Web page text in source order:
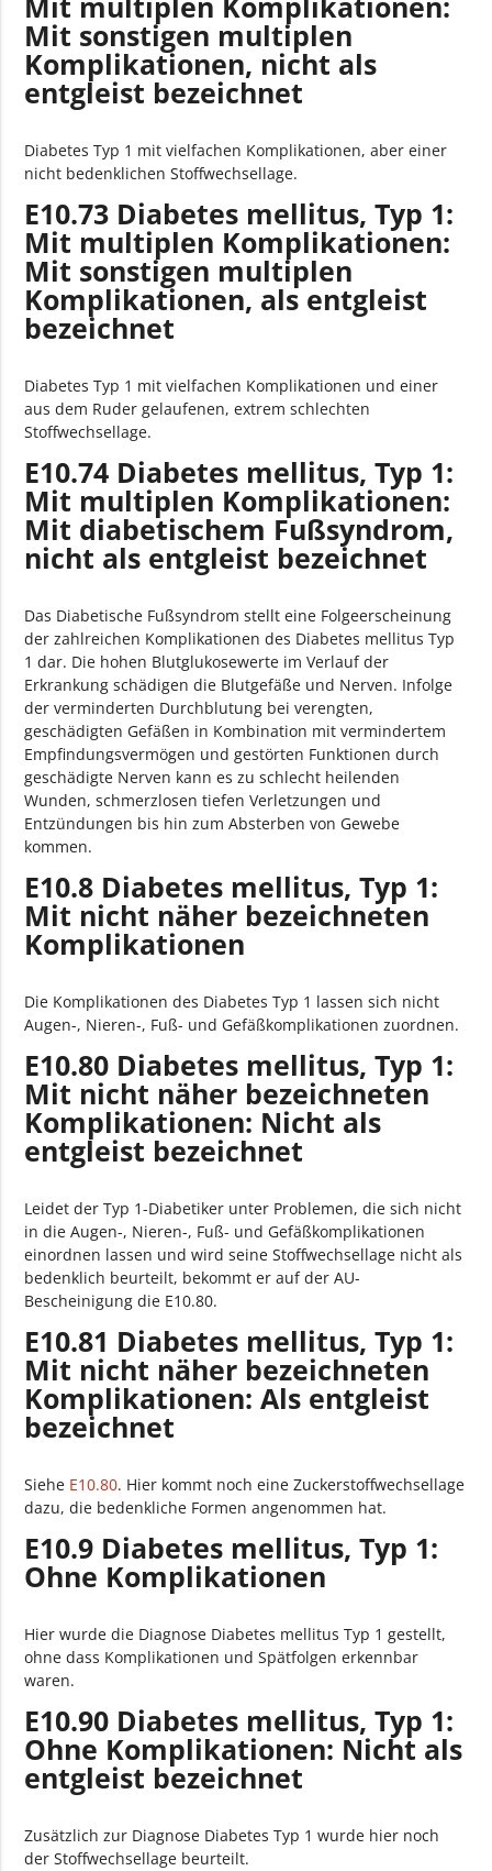
Mit multiplen Komplikationen:
Mit sonstigen multiplen
Komplikationen, nicht als
entgleist bezeichnet
Diabetes Typ 1 mit vielfachen Komplikationen, aber einer
nicht bedenklichen Stoffwechsellage.
E10.73 Diabetes mellitus, Typ 1:
Mit multiplen Komplikationen:
Mit sonstigen multiplen
Komplikationen, als entgleist
bezeichnet
Diabetes Typ 1 mit vielfachen Komplikationen und einer
aus dem Ruder gelaufenen, extrem schlechten
Stoffwechsellage.
E10.74 Diabetes mellitus, Typ 1:
Mit multiplen Komplikationen:
Mit diabetischem Fußsyndrom,
nicht als entgleist bezeichnet
Das Diabetische Fußsyndrom stellt eine Folgeerscheinung
der zahlreichen Komplikationen des Diabetes mellitus Typ
1 dar. Die hohen Blutglukosewerte im Verlauf der
Erkrankung schädigen die Blutgefäße und Nerven. Infolge
der verminderten Durchblutung bei verengten,
geschädigten Gefäßen in Kombination mit vermindertem
Empfindungsvermögen und gestörten Funktionen durch
geschädigte Nerven kann es zu schlecht heilenden
Wunden, schmerzlosen tiefen Verletzungen und
Entzündungen bis hin zum Absterben von Gewebe
kommen.
E10.8 Diabetes mellitus, Typ 1:
Mit nicht näher bezeichneten
Komplikationen
Die Komplikationen des Diabetes Typ 1 lassen sich nicht
Augen-, Nieren-, Fuß- und Gefäßkomplikationen zuordnen.
E10.80 Diabetes mellitus, Typ 1:
Mit nicht näher bezeichneten
Komplikationen: Nicht als
entgleist bezeichnet
Leidet der Typ 1-Diabetiker unter Problemen, die sich nicht
in die Augen-, Nieren-, Fuß- und Gefäßkomplikationen
einordnen lassen und wird seine Stoffwechsellage nicht als
bedenklich beurteilt, bekommt er auf der AU-
Bescheinigung die E10.80.
E10.81 Diabetes mellitus, Typ 1:
Mit nicht näher bezeichneten
Komplikationen: Als entgleist
bezeichnet
Siehe E10.80. Hier kommt noch eine Zuckerstoffwechsellage
dazu, die bedenkliche Formen angenommen hat.
E10.9 Diabetes mellitus, Typ 1:
Ohne Komplikationen
Hier wurde die Diagnose Diabetes mellitus Typ 1 gestellt,
ohne dass Komplikationen und Spätfolgen erkennbar
waren.
E10.90 Diabetes mellitus, Typ 1:
Ohne Komplikationen: Nicht als
entgleist bezeichnet
Zusätzlich zur Diagnose Diabetes Typ 1 wurde hier noch
der Stoffwechsellage beurteilt.